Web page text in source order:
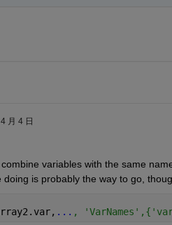
月 4 日
variables with the same
is probably the way to go,
... ,